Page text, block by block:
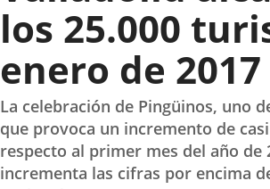
los 25.000
enero de 2017
La celebración de Pingüinos, uno
que provoca un incremento de
respecto al primer mes del año de
incrementa las cifras por encima